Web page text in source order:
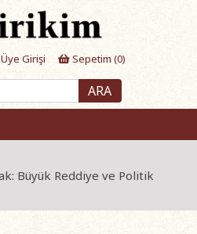
Girişi Sepetim (0)
ARA
Büyük Reddiye ve Politik